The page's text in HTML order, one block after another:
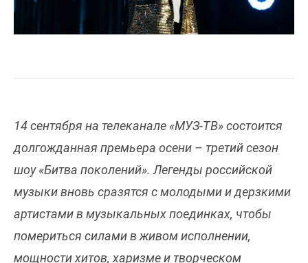
14 сентября на телеканале «МУЗ-ТВ» состоится
долгожданная премьера осени – третий сезон
шоу «Битва поколений». Легенды российской
музыки вновь сразятся с молодыми и дерзкими
артистами в музыкальных поединках, чтобы
помериться силами в живом исполнении,
мощности хитов, харизме и творческом